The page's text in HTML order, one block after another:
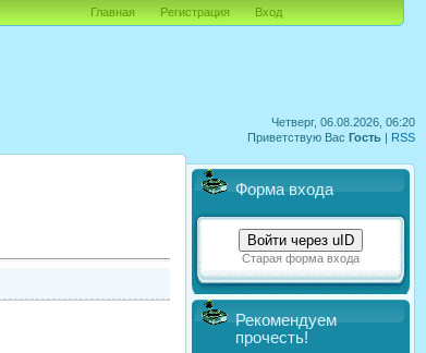
Четверг, 06.08.2026, 06:20
Приветствую Вас Гость | RSS
Главная Регистрация Вход
Форма входа
Войти через uID
Старая форма входа
Рекомендуем
прочесть!